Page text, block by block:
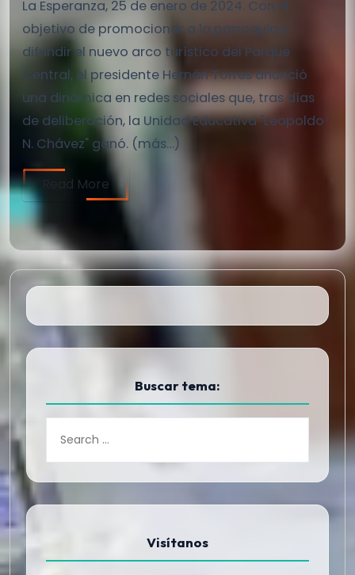
La Esperanza, 25 de enero de 2024. Con el
objetivo de promocionar a la parroquia y
difundir el nuevo arco turístico del Parque
Central, el presidente Hernán Torres anunció
una dinámica en redes sociales que, tras días
de deliberación, la Unidad Educativa "Leopoldo
N. Chávez" ganó. (más…)
Read More
Buscar tema:
Visítanos